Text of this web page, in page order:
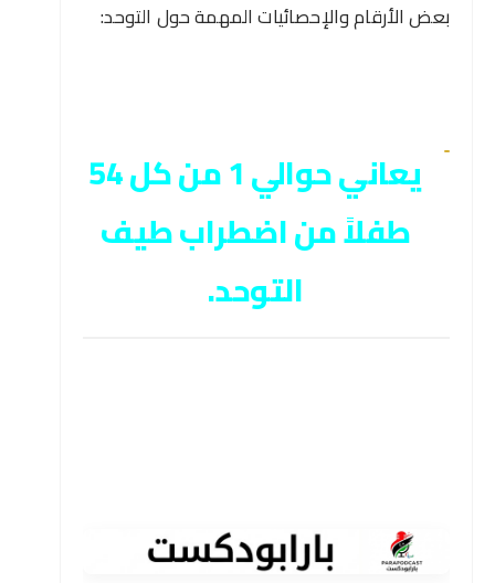
بعض الأرقام والإحصائيات المهمة حول التوحد:
يعاني حوالي 1 من كل 54
طفلاً من اضطراب طيف
التوحد.